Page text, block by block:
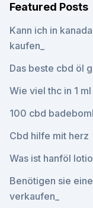
Featured Posts
Kann ich in
kaufen_
Das beste cbd öl
Wie viel thc in 1
100 cbd
Cbd hilfe mit herz
Was ist hanföl
Benötigen sie
verkaufen_